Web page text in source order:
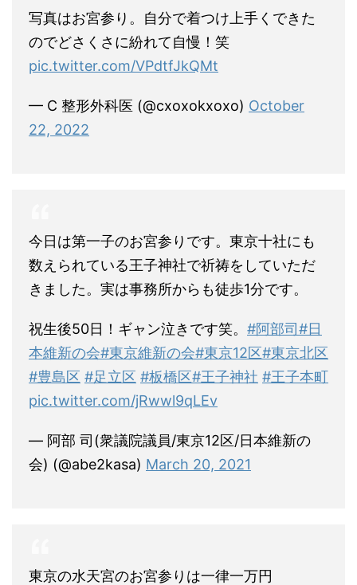
写真はお宮参り。自分で着つけ上手くできた
のでどさくさに紛れて自慢！笑
pic.twitter.com/VPdtfJkQMt
— C 整形外科医 (@cxoxokxoxo) October
22, 2022
今日は第一子のお宮参りです。東京十社にも
数えられている王子神社で祈祷をしていただ
きました。実は事務所からも徒歩1分です。
祝生後50日！ギャン泣きです笑。 #阿部司#日
本維新の会#東京維新の会#東京12区#東京北区
#豊島区 #足立区 #板橋区#王子神社 #王子本町
pic.twitter.com/jRwwl9qLEv
— 阿部 司(衆議院議員/東京12区/日本維新の
会) (@abe2kasa) March 20, 2021
東京の水天宮のお宮参りは一律一万円